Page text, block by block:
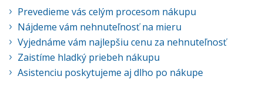
Prevedieme vás celým procesom nákupu
Nájdeme vám nehnuteľnosť na mieru
Vyjednáme vám najlepšiu cenu za nehnuteľnosť
Zaistíme hladký priebeh nákupu
Asistenciu poskytujeme aj dlho po nákupe